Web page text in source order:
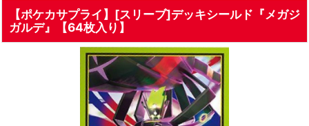
【ポケカサプライ】[スリーブ]デッキシールド『メガジ
ガルデ』【64枚入り】